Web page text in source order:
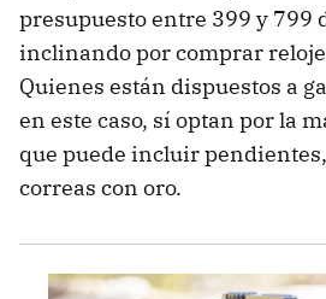
presupuesto entre 399 y 799
inclinando por comprar
Quienes están dispuestos a
en este caso, sí optan por la
que puede incluir
correas con oro.